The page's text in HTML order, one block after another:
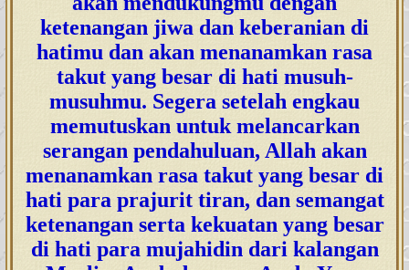
ketenangan jiwa dan keberanian di
hatimu dan akan menanamkan rasa
takut yang besar di hati musuh-
musuhmu. Segera setelah engkau
memutuskan untuk melancarkan
serangan pendahuluan, Allah akan
menanamkan rasa takut yang besar di
hati para prajurit tiran, dan semangat
ketenangan serta kekuatan yang besar
di hati para mujahidin dari kalangan